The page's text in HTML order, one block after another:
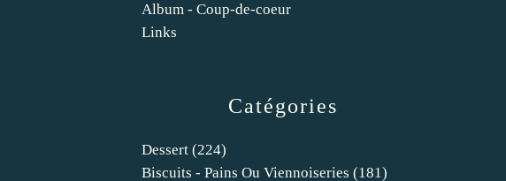
Catégories
Dessert (224)
Biscuits - Pains Ou Viennoiseries (181)
Album - Coup-de-coeur
Links